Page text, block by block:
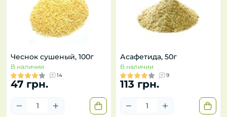
Чеснок сушеный, 100г
В наличии
14
47 грн.
Асафетида, 50г
В наличии
9
113 грн.